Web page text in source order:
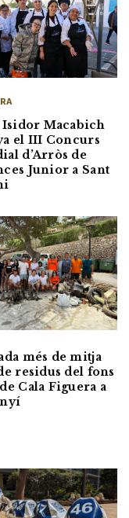
Isidor Macabich
el III Concurs
d’Arròs de
Junior a Sant
més de mitja
residus del fons
Cala Figuera a